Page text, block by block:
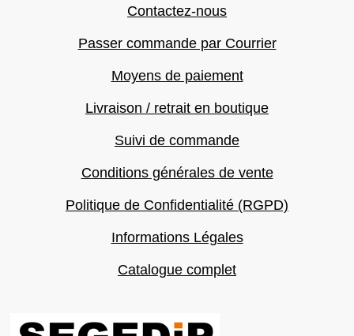
Contactez-nous
Passer commande par Courrier
Moyens de paiement
Livraison / retrait en boutique
Suivi de commande
Conditions générales de vente
Politique de Confidentialité (RGPD)
Informations Légales
Catalogue complet